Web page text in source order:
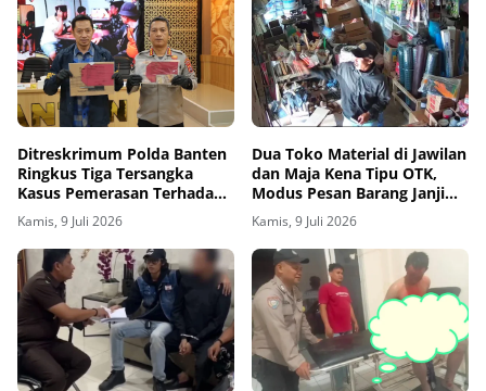
Ditreskrimum Polda Banten
Ringkus Tiga Tersangka
Kasus Pemerasan Terhadap
PT Gandasari Energi
Kamis, 9 Juli 2026
Dua Toko Material di Jawilan
dan Maja Kena Tipu OTK,
Modus Pesan Barang Janji
Bayar di Tempat
Kamis, 9 Juli 2026